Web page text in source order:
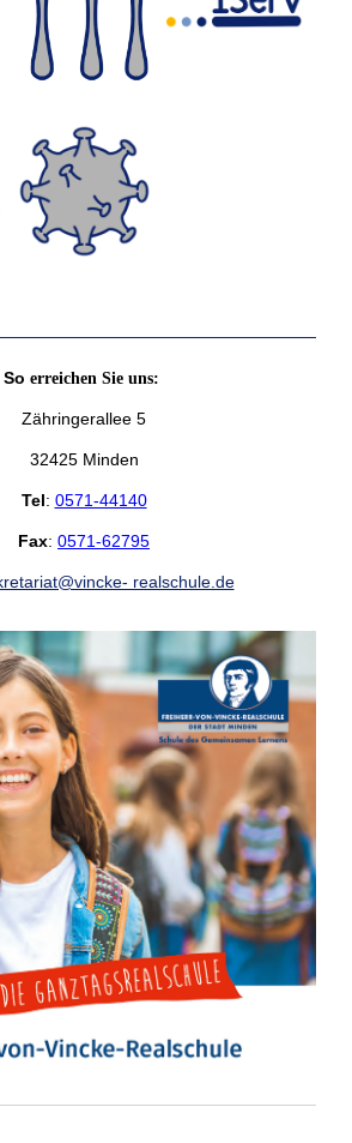
So erreichen Sie uns:
Zähringerallee 5
32425 Minden
Tel: 0571-44140
Fax: 0571-62795
realschule.de